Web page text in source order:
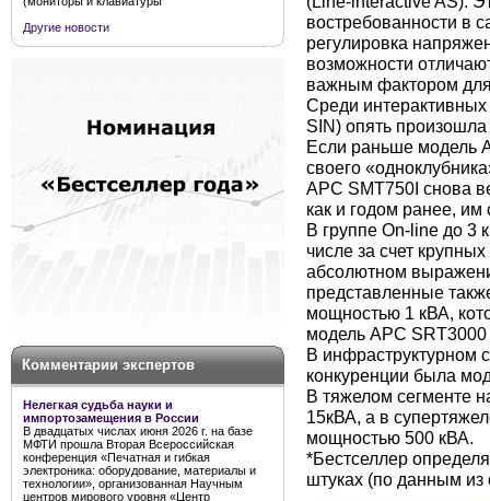
Другие новости
Комментарии экспертов
Нелегкая судьба науки и
импортозамещения в России
В двадцатых числах июня 2026 г. на базе
МФТИ прошла Вторая Всероссийская
конференция «Печатная и гибкая
электроника: оборудование, материалы и
технологии», организованная Научным
центров мирового уровня «Центр
востребованности в
регулировка
возможности
важным фактором
Среди
SIN) опять
Если раньше модель
своего
APC SMT750I снова
как и годом ранее,
В группе On-line до 3
числе за счет
абсолютном
представленные
мощностью 1 кВА,
модель APC
В инфраструктурном
конкуренции была
В тяжелом сегменте
15кВА, а в
мощностью 500 кВА.
*Бестселлер
штуках (по данным из